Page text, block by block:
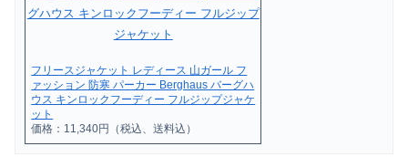
フリースジャケット レディース 山ガール フ
ァッション 防寒 パーカー Berghaus バーグハ
ウス キンロックフーディー フルジップジャケ
ット
価格：11,340円（税込、送料込）